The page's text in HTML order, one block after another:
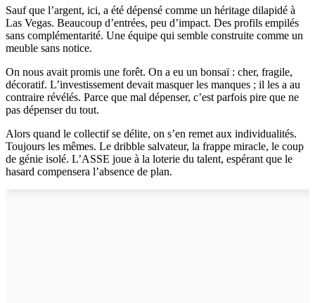
Sauf que l’argent, ici, a été dépensé comme un héritage dilapidé à
Las Vegas. Beaucoup d’entrées, peu d’impact. Des profils empilés
sans complémentarité. Une équipe qui semble construite comme un
meuble sans notice.
On nous avait promis une forêt. On a eu un bonsaï : cher, fragile,
décoratif. L’investissement devait masquer les manques ; il les a au
contraire révélés. Parce que mal dépenser, c’est parfois pire que ne
pas dépenser du tout.
Alors quand le collectif se délite, on s’en remet aux individualités.
Toujours les mêmes. Le dribble salvateur, la frappe miracle, le coup
de génie isolé. L’ASSE joue à la loterie du talent, espérant que le
hasard compensera l’absence de plan.